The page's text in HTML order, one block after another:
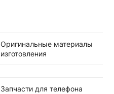
Оригинальные материалы
изготовления
Запчасти для телефона